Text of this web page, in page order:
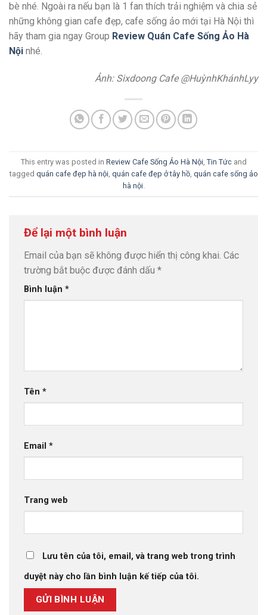
bè nhé. Ngoài ra nếu bạn là 1 fan thích trải nghiệm và chia sẻ
những không gian cafe đẹp, cafe sống ảo mới tại Hà Nội thì
hãy tham gia ngay Group Review Quán Cafe Sống Ảo Hà
Nội nhé.
Ảnh: Sixdoong Cafe @HuỳnhKhánhLyy
This entry was posted in Review Cafe Sống Ảo Hà Nội Tin Tứcand
tagged quán cafe đẹp hà nội quán cafe đẹp ở tây hồ, quán cafe sống ảo
hà nội
Để lại một bình luận
Email của bạn sẽ không được hiển thị công khai. Các
trường bắt buộc được đánh dấu *
Bình luận *
Tên *
Email *
Trang web
Lưu tên của tôi, email, và trang web trong trình
duyệt này cho lần bình luận kế tiếp của tôi.